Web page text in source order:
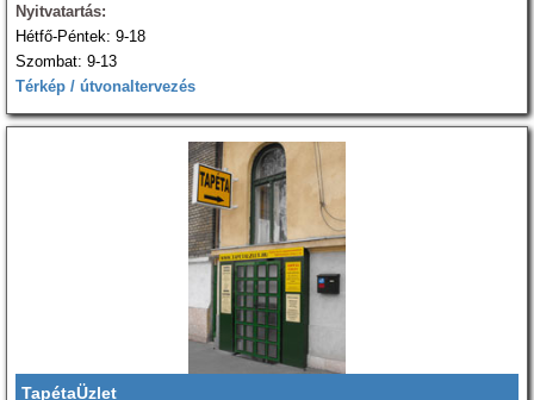
Nyitvatartás:
Hétfő-Péntek: 9-18
Szombat: 9-13
Térkép / útvonaltervezés
TapétaÜzlet